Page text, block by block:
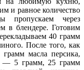
и равное количество
пропускаем через
в блендере. Готовим
40 грамм
После того, как
масла персика,
— 5 грамм, 25 грамм